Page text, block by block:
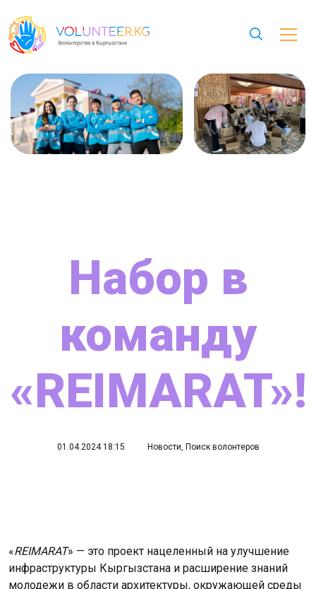
Набор в
команду
«REIMARAT»!
01.04.2024 18:15 Новости Поиск волонтеров
«REIMARAT» — это проект нацеленный на улучшение
инфраструктуры Кыргызстана и расширение знаний
молодежи в области архитектуры, окружающей среды